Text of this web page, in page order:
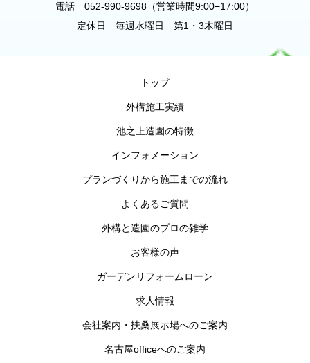
電話 052-990-9698（営業時間9:00−17:00）
定休日 毎週水曜日 第1・3木曜日
トップ
外構施工実績
池之上造園の特徴
インフォメーション
プランづくりから施工までの流れ
よくあるご質問
外構と造園のプロの雑学
お客様の声
ガーデンリフォームローン
求人情報
会社案内・扶桑展示場へのご案内
名古屋officeへのご案内